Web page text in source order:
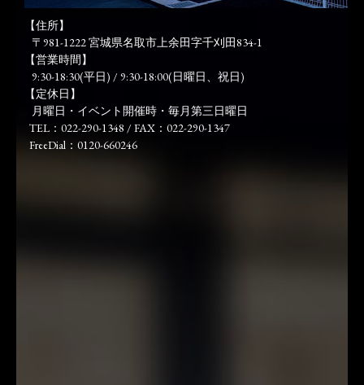
【住所】
〒981-1222 宮城県名取市上余田字千刈田834-1
【営業時間】
9:30-18:30(平日) / 9:30-18:00(日曜日、祝日)
【定休日】
月曜日・イベント開催時・毎月第三日曜日
TEL：022-290-1348 / FAX：022-290-1347
FreeDial：0120-660246